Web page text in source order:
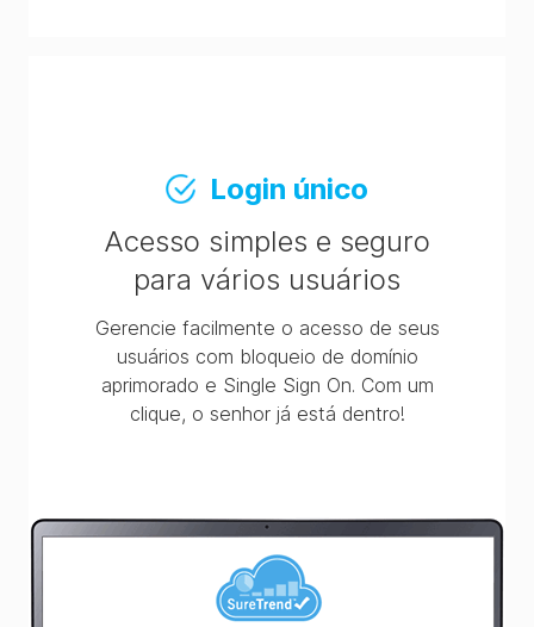
Login único
Acesso simples e seguro
para vários usuários
Gerencie facilmente o acesso de seus
usuários com bloqueio de domínio
aprimorado e Single Sign On. Com um
clique, o senhor já está dentro!